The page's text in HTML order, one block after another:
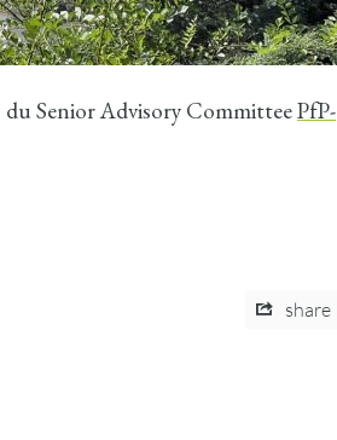
du Senior Advisory CommitteePfP-
share